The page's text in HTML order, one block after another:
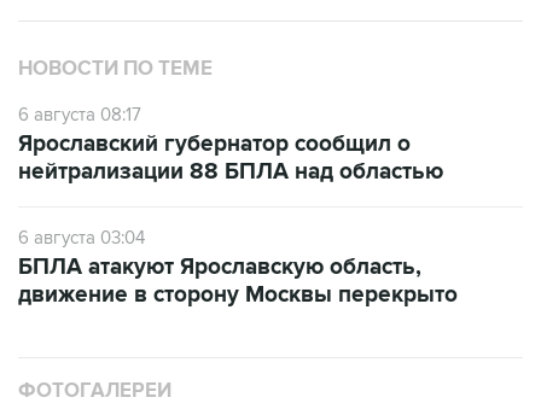
НОВОСТИ ПО ТЕМЕ
6 августа 08:17
Ярославский губернатор сообщил о
нейтрализации 88 БПЛА над областью
6 августа 03:04
БПЛА атакуют Ярославскую область,
движение в сторону Москвы перекрыто
ФОТОГАЛЕРЕИ